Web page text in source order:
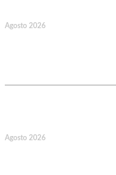
Agosto 2026
Agosto 2026